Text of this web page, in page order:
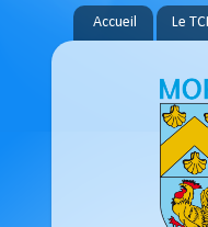
Accueil Le